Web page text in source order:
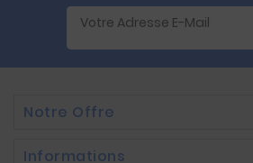
Notre Offre
Informations